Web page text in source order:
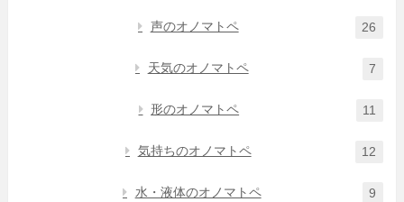
声のオノマトペ 26
天気のオノマトペ 7
形のオノマトペ 11
気持ちのオノマトペ 12
水・液体のオノマトペ 9